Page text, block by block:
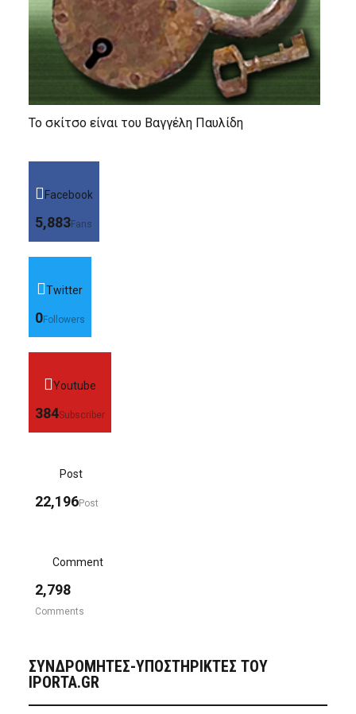
Το σκίτσο είναι του Βαγγέλη Παυλίδη
Facebook
5,883Fans
Twitter
0Followers
Youtube
384Subscriber
Post
22,196Post
Comment
2,798
Comments
ΣΥΝΔΡΟΜΗΤΈΣ-ΥΠΟΣΤΗΡΙΚΤΈΣ ΤΟΥ
IPORTA.GR